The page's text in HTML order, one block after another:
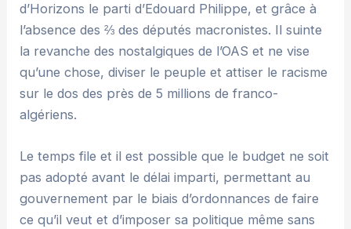
d’Horizons le parti d’Edouard Philippe, et grâce à
l’absence des ⅔ des députés macronistes. Il suinte
la revanche des nostalgiques de l’OAS et ne vise
qu’une chose, diviser le peuple et attiser le racisme
sur le dos des près de 5 millions de franco-
algériens.
Le temps file et il est possible que le budget ne soit
pas adopté avant le délai imparti, permettant au
gouvernement par le biais d’ordonnances de faire
ce qu’il veut et d’imposer sa politique même sans